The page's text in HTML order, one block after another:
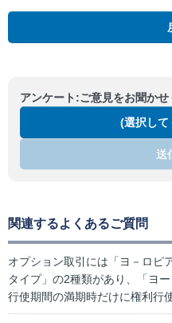
アンケート:ご意見をお聞かせ
(選択して
送
関連するよくあるご質問
オプション取引には「ヨ－ロピ
タイプ」の2種類があり、「ヨ
行使期間の満期時だけに権利行